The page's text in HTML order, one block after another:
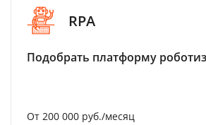
RPA
Подобрать платформу
От 200 000 руб./месяц